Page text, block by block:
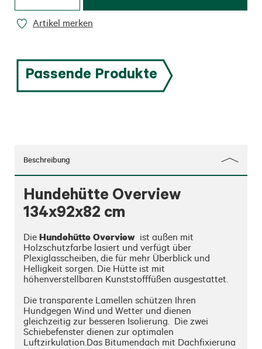
Artikel merken
Passende Produkte
Beschreibung
Hundehütte Overview
134x92x82 cm
Die Hundehütte Overview
  ist außen mit
Holzschutzfarbe lasiert und verfügt über
Plexiglasscheiben, die für mehr Überblick und
Helligkeit sorgen. Die Hütte ist mit
höhenverstellbaren Kunststofffüßen ausgestattet.
Die transparente Lamellen schützen Ihren
Hundgegen Wind und Wetter und dienen
gleichzeitig zur besseren Isolierung.  Die zwei
Schiebefenster dienen zur optimalen
Luftzirkulation.Das Bitumendach mit Dachfixierung